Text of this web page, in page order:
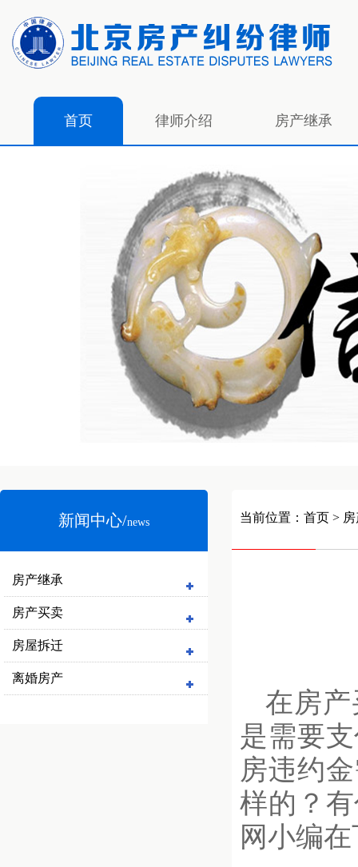
首页 律师介绍 房产继承
新闻中心/news
房产继承
房产买卖
房屋拆迁
离婚房产
当前位置： 首页 >
在房
是需要
房违约
样的？
网小编